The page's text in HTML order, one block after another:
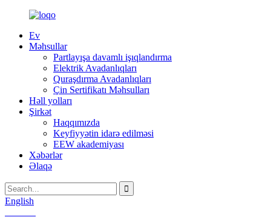
Ev
Məhsullar
Partlayışa davamlı işıqlandırma
Elektrik Avadanlıqları
Quraşdırma Avadanlıqları
Çin Sertifikatı Məhsulları
Həll yolları
Şirkət
Haqqımızda
Keyfiyyətin idarə edilməsi
EEW akademiyası
Xəbərlər
Əlaqə
English